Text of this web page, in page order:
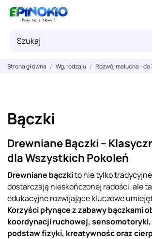
Strona główna Wg. rodzaju Rozwój malucha - do
Bączki
Drewniane Bączki –
dla Wszystkich Pokoleń
Drewniane bączkito nie tylko
dostarczają nieskończonej radości, ale
edukacyjne rozwijające kluczowe
Korzyści płynące z zabawy bączkami
koordynacji ruchowej,
podstaw fizyki, kreatywność oraz